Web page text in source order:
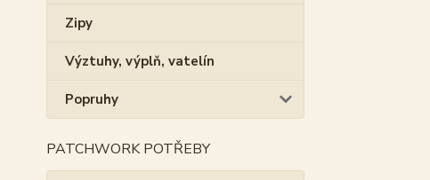
Zipy
Výztuhy, výplň, vatelín
Popruhy
PATCHWORK POTŘEBY